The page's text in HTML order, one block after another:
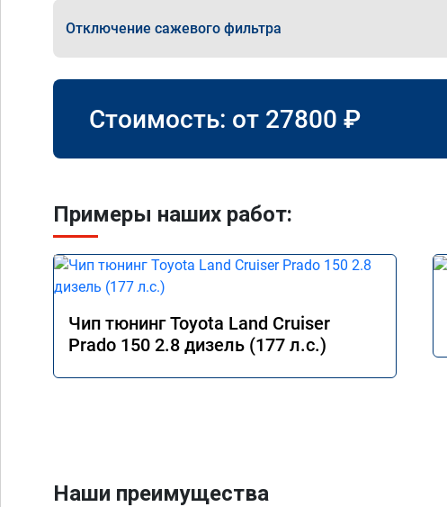
Отключение сажевого фильтра
Стоимость: от 27800 ₽
Примеры наших работ:
Чип тюнинг Toyota Land Cruiser
Prado 150 2.8 дизель (177 л.с.)
Наши преимущества